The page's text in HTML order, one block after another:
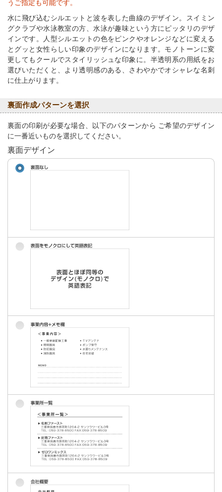
うご指定も可能です。
水に飛び込むシルエットと波を表した曲線のデザイン。スイミン
グクラブや水泳教室の方、水泳が趣味という方にピッタリのデザ
インです。人型シルエットの色をピンクやオレンジなどに変える
とグッと女性らしい印象のデザインになります。モノトーンに変
更してもクールでスタイリッシュな印象に。半透明系の用紙をお
選びいただくと、より透明感のある、さわやかでオシャレな名刺
に仕上がります。
裏面作成パターンを選択
裏面の印刷が必要な場合、以下のパターンから ご希望のデザイン
に一番近いものを選択してください。
裏面デザイン